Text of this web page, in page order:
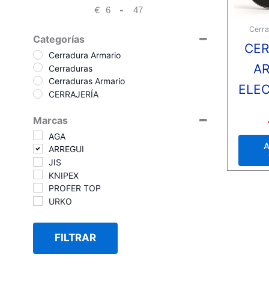
€ Minimum Price
-Maximum Price
Categorías
Cerradura Armario
Cerraduras
Cerraduras Armario
CERRAJERÍA
Marcas
AGA
ARREGUI
JIS
KNIPEX
PROFER TOP
URKO
FILTRAR
0